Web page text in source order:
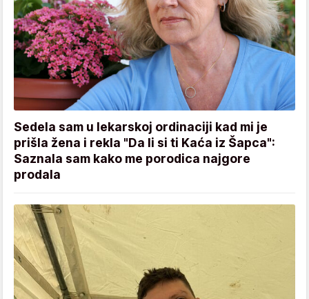
Sedela sam u lekarskoj ordinaciji kad mi je
prišla žena i rekla "Da li si ti Kaća iz Šapca":
Saznala sam kako me porodica najgore
prodala